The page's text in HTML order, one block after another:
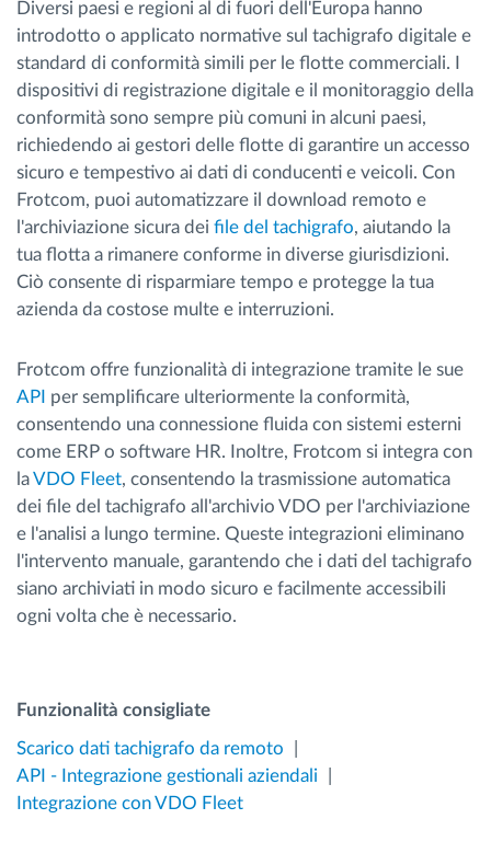
Diversi paesi e regioni al di fuori dell'Europa hanno
introdotto o applicato normative sul tachigrafo digitale e
standard di conformità simili per le flotte commerciali. I
dispositivi di registrazione digitale e il monitoraggio della
conformità sono sempre più comuni in alcuni paesi,
richiedendo ai gestori delle flotte di garantire un accesso
sicuro e tempestivo ai dati di conducenti e veicoli. Con
Frotcom, puoi automatizzare il download remoto e
l'archiviazione sicura dei file del tachigrafo, aiutando la
tua flotta a rimanere conforme in diverse giurisdizioni.
Ciò consente di risparmiare tempo e protegge la tua
azienda da costose multe e interruzioni.
Frotcom offre funzionalità di integrazione tramite le sue
API per semplificare ulteriormente la conformità,
consentendo una connessione fluida con sistemi esterni
come ERP o software HR. Inoltre, Frotcom si integra con
laVDO Fleet, consentendo la trasmissione automatica
dei file del tachigrafo all'archivio VDO per l'archiviazione
e l'analisi a lungo termine. Queste integrazioni eliminano
l'intervento manuale, garantendo che i dati del tachigrafo
siano archiviati in modo sicuro e facilmente accessibili
ogni volta che è necessario.
Funzionalità consigliate
Scarico dati tachigrafo da remoto
API - Integrazione gestionali aziendali
Integrazione con VDO Fleet